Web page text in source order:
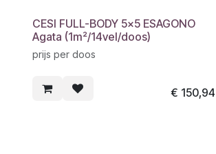
CESI FULL-BODY 5x5 ESAGONO
Agata (1m²/14vel/doos)
prijs per doos
€ 150,94